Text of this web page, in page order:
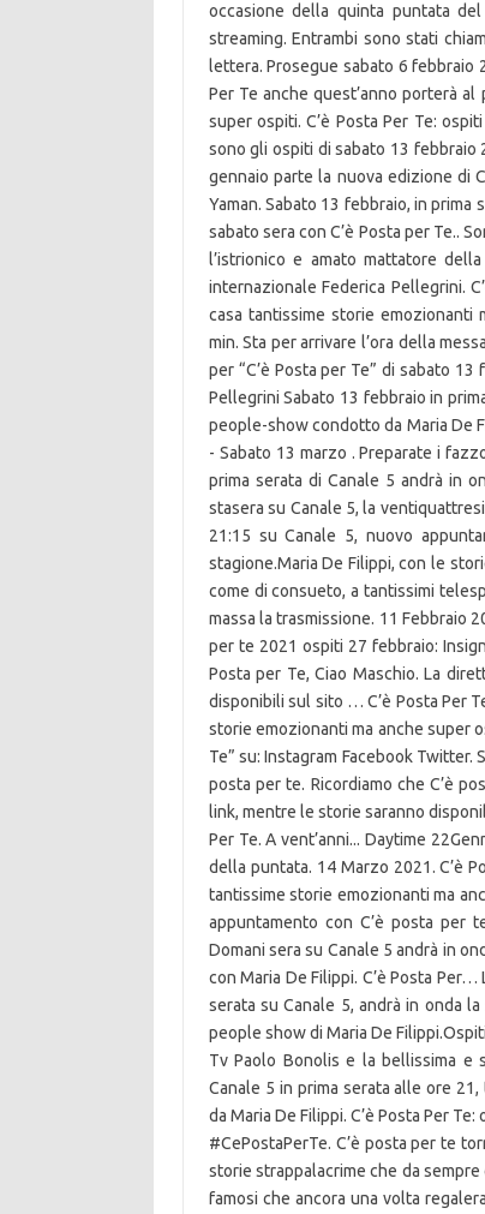
occasione della quinta puntata
streaming. Entrambi sono stati
lettera. Prosegue sabato 6 febbraio
Per Te anche quest’anno porterà
super ospiti. C’è Posta Per Te:
sono gli ospiti di sabato 13 febbraio
gennaio parte la nuova edizione di
Yaman. Sabato 13 febbraio, in
sabato sera con C’è Posta per Te..
l’istrionico e amato mattatore
internazionale Federica Pellegrini.
casa tantissime storie emozionanti
min. Sta per arrivare l’ora della
per “C’è Posta per Te” di sabato
Pellegrini Sabato 13 febbraio in
people-show condotto da Maria De
- Sabato 13 marzo . Preparate i
prima serata di Canale 5 andrà in
stasera su Canale 5, la
21:15 su Canale 5, nuovo
stagione.Maria De Filippi, con le
come di consueto, a tantissimi
massa la trasmissione. 11 Febbraio
per te 2021 ospiti 27 febbraio:
Posta per Te, Ciao Maschio. La
disponibili sul sito … C’è Posta Per
storie emozionanti ma anche super
Te” su: Instagram Facebook Twitter.
posta per te. Ricordiamo che C’è
link, mentre le storie saranno
Per Te. A vent’anni... Daytime
della puntata. 14 Marzo 2021. C’è
tantissime storie emozionanti ma
appuntamento con C’è posta per
Domani sera su Canale 5 andrà in
con Maria De Filippi. C’è Posta
serata su Canale 5, andrà in onda
people show di Maria De
Tv Paolo Bonolis e la bellissima e
Canale 5 in prima serata alle ore
da Maria De Filippi. C’è Posta Per
#CePostaPerTe. C’è posta per te
storie strappalacrime che da
famosi che ancora una volta